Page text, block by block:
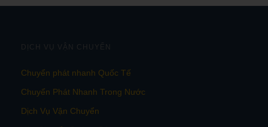
DỊCH VỤ VẬN CHUYỂN
Chuyển phát nhanh Quốc Tế
Chuyển Phát Nhanh Trong Nước
Dịch Vụ Vận Chuyển